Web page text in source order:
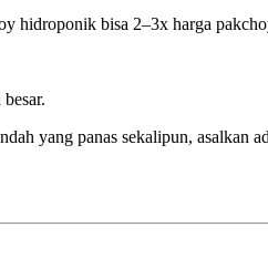
hidroponik bisa 2–3x harga
yang panas sekalipun, asalkan